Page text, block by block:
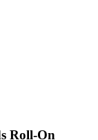
Roll-On